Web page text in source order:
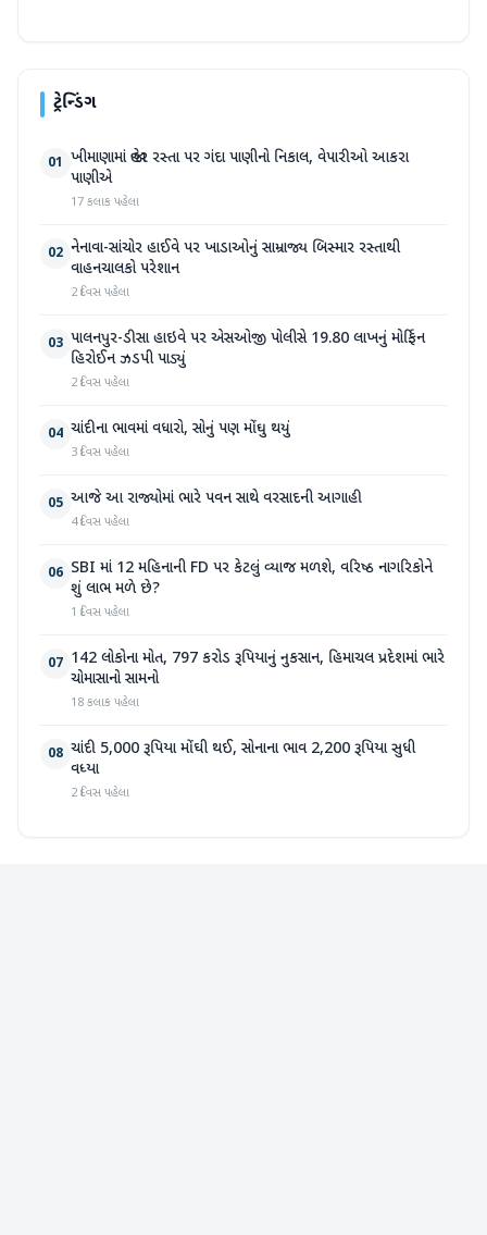
ટ્રેન્ડિંગ
01 ખીમાણામાં જાહેર રસ્તા પર ગંદા પાણીનો નિકાલ, વેપારીઓ આકરા
પાણીએ
17 કલાક પહેલા
02 નેનાવા-સાંચોર હાઈવે પર ખાડાઓનું સામ્રાજ્ય બિસ્માર રસ્તાથી
વાહનચાલકો પરેશાન
2 દિવસ પહેલા
03 પાલનપુર-ડીસા હાઇવે પર એસઓજી પોલીસે 19.80 લાખનું મોર્ફિન
હિરોઈન ઝડપી પાડ્યું
2 દિવસ પહેલા
04 ચાંદીના ભાવમાં વધારો, સોનું પણ મોંઘુ થયું
3 દિવસ પહેલા
05 આજે આ રાજ્યોમાં ભારે પવન સાથે વરસાદની આગાહી
4 દિવસ પહેલા
06 SBI માં 12 મહિનાની FD પર કેટલું વ્યાજ મળશે, વરિષ્ઠ નાગરિકોને
શું લાભ મળે છે?
1 દિવસ પહેલા
07 142 લોકોના મોત, 797 કરોડ રૂપિયાનું નુકસાન, હિમાચલ પ્રદેશમાં ભારે
ચોમાસાનો સામનો
18 કલાક પહેલા
08 ચાંદી 5,000 રૂપિયા મોંઘી થઈ, સોનાના ભાવ 2,200 રૂપિયા સુધી
વધ્યા
2 દિવસ પહેલા